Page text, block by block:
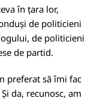
în țara lor,
de politicieni
de politicieni
de partid.
preferat să îmi fac
da, recunosc, am